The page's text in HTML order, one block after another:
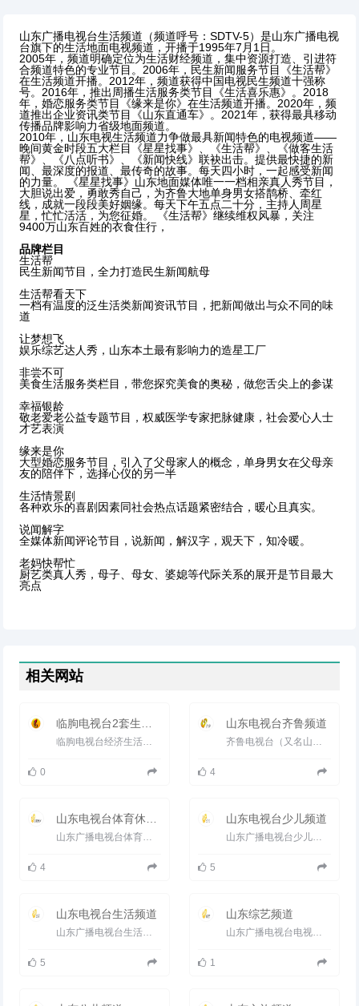
山东广播电视台生活频道（频道呼号：SDTV-5）是山东广播电视
台旗下的生活地面电视频道，开播于1995年7月1日。
2005年，频道明确定位为生活财经频道，集中资源打造、引进符
合频道特色的专业节目。2006年，民生新闻服务节目《生活帮》
在生活频道开播。2012年，频道获得中国电视民生频道十强称
号。2016年，推出周播生活服务类节目《生活喜乐惠》。2018
年，婚恋服务类节目《缘来是你》在生活频道开播。2020年，频
道推出企业资讯类节目《山东直通车》。2021年，获得最具移动
传播品牌影响力省级地面频道。
2010年，山东电视生活频道力争做最具新闻特色的电视频道——
晚间黄金时段五大栏目《星星找事》、《生活帮》、《做客生活
帮》、《八点听书》、《新闻快线》联袂出击。提供最快捷的新
闻、最深度的报道、最传奇的故事。每天四小时，一起感受新闻
的力量。 《星星找事》山东地面媒体唯一一档相亲真人秀节目，
大胆说出爱，勇敢秀自己，为齐鲁大地单身男女搭鹊桥、牵红
线，成就一段段美好姻缘。每天下午五点二十分，主持人周星
星，忙忙活活，为您征婚。 《生活帮》继续维权风暴，关注
9400万山东百姓的衣食住行，
品牌栏目
生活帮
民生新闻节目，全力打造民生新闻航母
生活帮看天下
一档有温度的泛生活类新闻资讯节目，把新闻做出与众不同的味
道
让梦想飞
娱乐综艺达人秀，山东本土最有影响力的造星工厂
非尝不可
美食生活服务类栏目，带您探究美食的奥秘，做您舌尖上的参谋
幸福银龄
敬老爱老公益专题节目，权威医学专家把脉健康，社会爱心人士
才艺表演
缘来是你
大型婚恋服务节目，引入了父母家人的概念，单身男女在父母亲
友的陪伴下，选择心仪的另一半
生活情景剧
各种欢乐的喜剧因素同社会热点话题紧密结合，暖心且真实。
说闻解字
全媒体新闻评论节目，说新闻，解汉字，观天下，知冷暖。
老妈快帮忙
厨艺类真人秀，母子、母女、婆媳等代际关系的展开是节目最大
亮点
相关网站
0
山东电视台齐鲁频道
4
4
山东电视台少儿频道
山东广播电视台少儿频道（频道呼号：SDTV-9）是山东广播电视台旗下的地面电视频道，于2005年9月15日正式开播。 2006...
5
山东电视台生活频道
5
山东综艺频道
山东广播电视台电视综艺频道（频道呼号：SDTV-4）是山东广播电视台旗下的电视频道之一，开播于1995年7月1日。 1999...
1